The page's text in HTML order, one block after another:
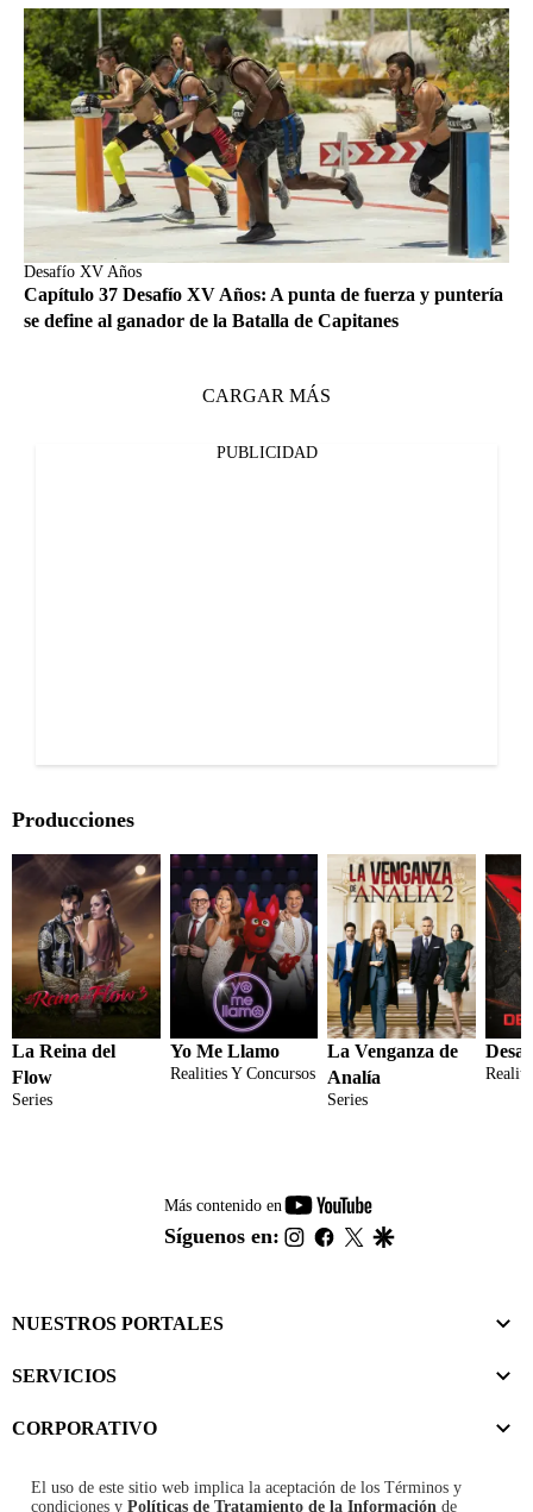
Desafío XV Años
Capítulo 37 Desafío XV Años: A punta de fuerza y puntería
se define al ganador de la Batalla de Capitanes
CARGAR MÁS
PUBLICIDAD
Producciones
La Reina del
Flow
Series
Yo Me Llamo
Realities Y Concursos
La Venganza de
Analía
Series
Más contenido en
youtube-
footer
Síguenos en: instagram
facebook
twitter
NUESTROS PORTALES
SERVICIOS
CORPORATIVO
El uso de este sitio web implica la aceptación de los Términos y
condiciones y Políticas de Tratamiento de la Información de